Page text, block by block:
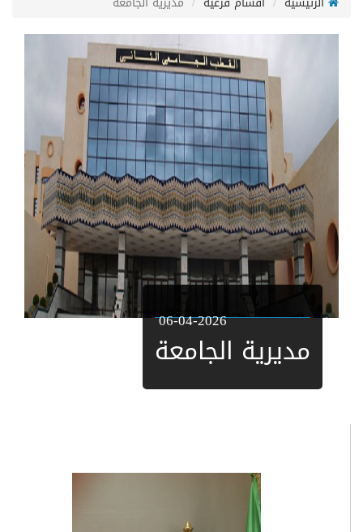
06-04-2026
مديرية الجامعة